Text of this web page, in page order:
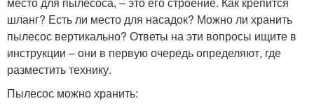
шланг? Есть ли место для насадок? Можно ли хранить
пылесос вертикально? Ответы на эти вопросы ищите в
инструкции – они в первую очередь определяют, где
разместить технику.
Пылесос можно хранить: